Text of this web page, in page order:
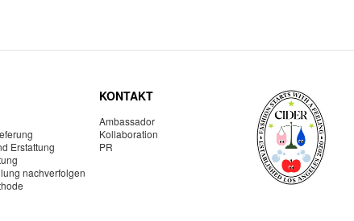
Erstattung
nachverfolgen
KONTAKT
Ambassador
Kollaboration
PR